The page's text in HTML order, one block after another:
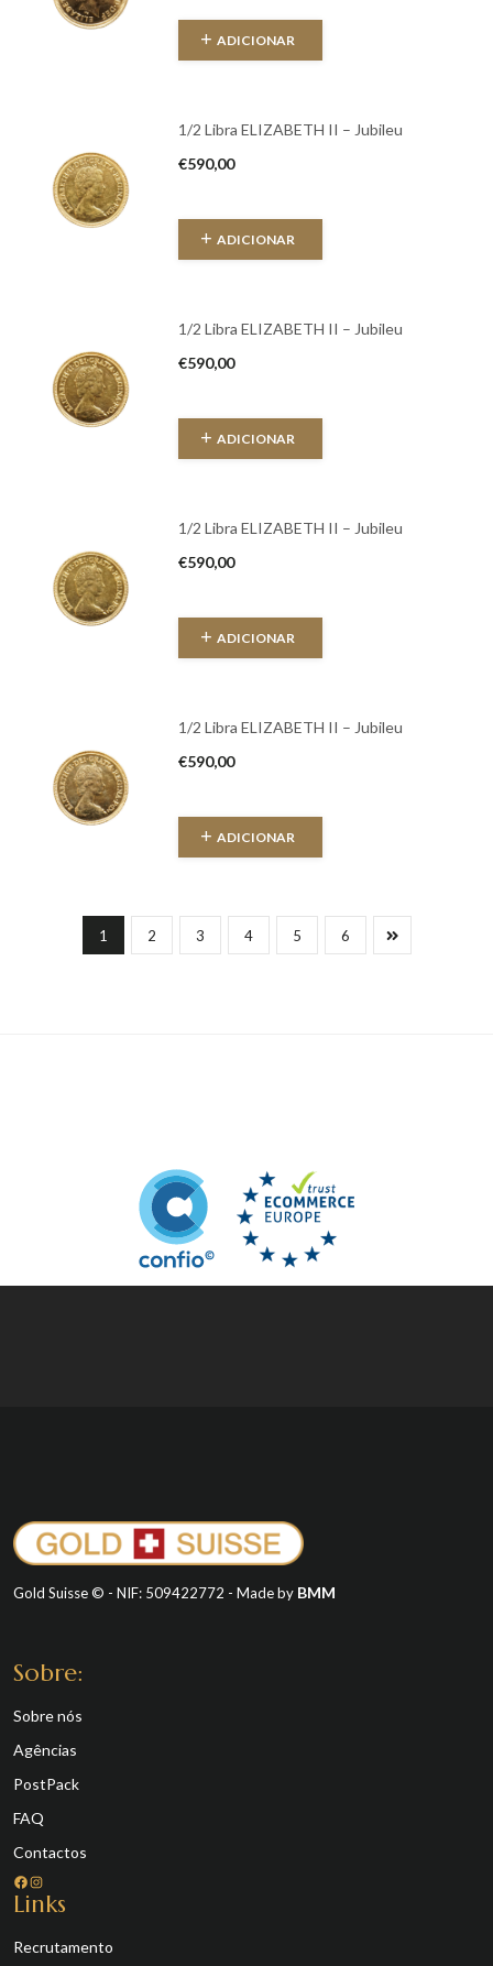
ADICIONAR
1/2 Libra ELIZABETH II – Jubileu
€590,00
ADICIONAR
1/2 Libra ELIZABETH II – Jubileu
€590,00
ADICIONAR
1/2 Libra ELIZABETH II – Jubileu
€590,00
ADICIONAR
1/2 Libra ELIZABETH II – Jubileu
€590,00
ADICIONAR
1 2 3 4 5 6
Gold Suisse © - NIF: 509422772 - Made by BMM
Sobre:
Sobre nós
Agências
PostPack
FAQ
Contactos
Facebook Instagram
Links
Recrutamento